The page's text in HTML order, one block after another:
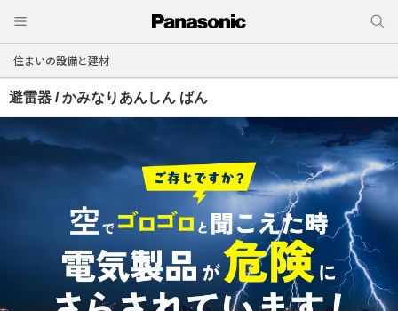
住まいの設備と建材
避雷器 / かみなりあんしん ばん